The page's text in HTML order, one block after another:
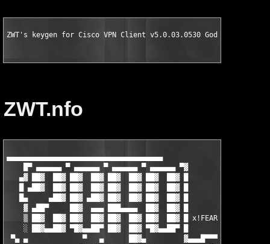
ZWT's keygen for Cisco VPN Client v5.0.03.0530 God Bless PRC
ZWT.nfo
▄▄▄▄▄▄▄▄▄▄▄▄▄▄▄▄▄▄▄▄▄▄▄▄▄▄▄▄▄▄▄▄▄▄▄▄▄
    █▀ ▄▄▄▄▄▄ ▀ ▄▄▄▄▄▄ ▀ ▄▄▄▄▄▄ ▀ ▄▄▄▄▄▄ ▀▓
   ▄▓ ██▓  ██▓ ██▓  ██▓ ██▓  ██▓ ██▓  ██▓ █
   █ ▄██▓  ██▓ ██▓  ██▓ ██▓  ██▓ ██▓  ██▓ █
   █▄     ▄██▓ ██▓ ▄██▓ ██▓  ██▓ ██▓  ██▓ █
    ▓ ▄██▀     ██▓  ▄▄▄ ███▄▄▄▄  ██▓  ██▓ █
    ▒ ██▓  ██▓ ██▓  ██▓ ██▓  ██▓ ██▓  ██▓ █ x!FEAR
    ░ ██▓▄▄██▓ ▀█▓▄▄██▀ ██▓  ██▓ ▀█▓▄▄██▀ █
▀▄ ▄             ▀   ▄      ██▓▄         ▓▄▄▄█▀▀▀ ▀